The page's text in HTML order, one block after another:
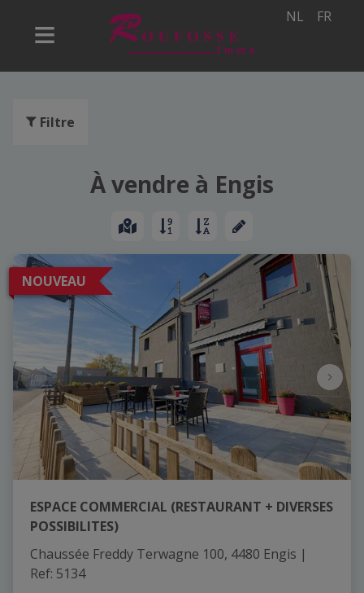
NL FR
Filtre
À vendre à Engis
NOUVEAU
ESPACE COMMERCIAL (RESTAURANT + DIVERSES
POSSIBILITES)
Chaussée Freddy Terwagne 100, 4480 Engis |
Ref: 5134